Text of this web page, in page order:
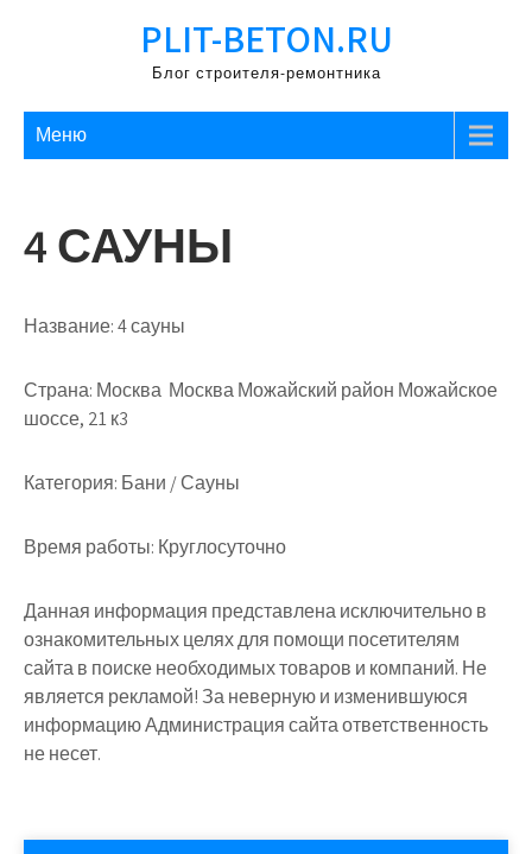
PLIT-BETON.RU
Блог строителя-ремонтника
Меню
4 САУНЫ
Название:4 сауны
Страна: Москва Москва Можайский район Можайское
шоссе, 21 к3
Категория: Бани / Сауны
Время работы: Круглосуточно
Данная информация представлена исключительно в
ознакомительных целях для помощи посетителям
сайта в поиске необходимых товаров и компаний. Не
является рекламой! За неверную и изменившуюся
информацию Администрация сайта ответственность
не несет.